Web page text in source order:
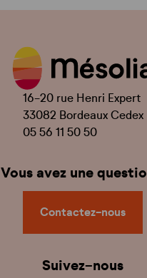
16-20 rue Henri Expert
33082 Bordeaux Cedex
05 56 11 50 50
Vous avez une
Contactez-nous
Suivez-nous